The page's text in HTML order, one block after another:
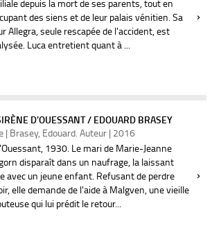
depuis la mort de ses parents, tout en
des siens et de leur palais vénitien. Sa
Allegra, seule rescapée de l'accident, est
Luca entretient quant à ...
D'OUESSANT / EDOUARD BRASEY
| Brasey, Edouard. Auteur | 2016
1930. Le mari de Marie-Jeanne
disparaît dans un naufrage, la laissant
avec un jeune enfant. Refusant de perdre
elle demande de l'aide à Malgven, une vieille
qui lui prédit le retour...